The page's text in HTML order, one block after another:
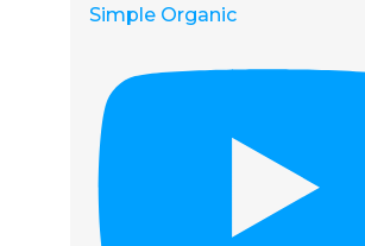
Simple Organic